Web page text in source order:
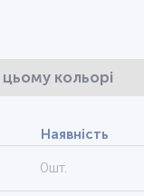
кольорі
Наявність
0шт.